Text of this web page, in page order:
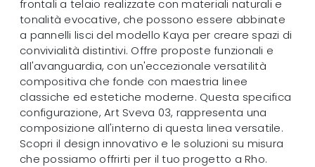
frontali a telaio realizzate con materiali naturali e
tonalità evocative, che possono essere abbinate
a pannelli lisci del modello Kaya per creare spazi di
convivialità distintivi. Offre proposte funzionali e
all'avanguardia, con un'eccezionale versatilità
compositiva che fonde con maestria linee
classiche ed estetiche moderne. Questa specifica
configurazione, Art Sveva 03, rappresenta una
composizione all'interno di questa linea versatile.
Scopri il design innovativo e le soluzioni su misura
che possiamo offrirti per il tuo progetto a Rho.